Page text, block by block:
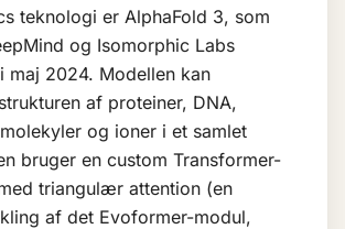
teknologi er AlphaFold 3, som
og Isomorphic Labs
maj 2024. Modellen kan
af proteiner, DNA,
og ioner i et samlet
bruger en custom Transformer-
triangulær attention (en
af det Evoformer-modul,